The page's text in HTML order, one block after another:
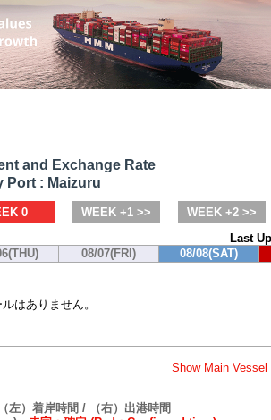
and Exchange Rate
Port : Maizuru
0 WEEK +1 >>
WEEK +2 >>
Last
08/07(FRI) 08/08(SAT)
はありません。
Show Main Vessel
左）着岸時間 / （右）出港時間